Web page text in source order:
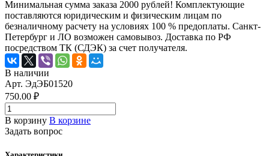
Минимальная сумма заказа 2000 рублей! Комплектующие
поставляются юридическим и физическим лицам по
безналичному расчету на условиях 100 % предоплаты. Санкт-
Петербург и ЛО возможен самовывоз. Доставка по РФ
посредством ТК (СДЭК) за счет получателя.
В наличии
Арт. ЭдЭБ01520
750.00 ₽
В корзину В корзине
Задать вопрос